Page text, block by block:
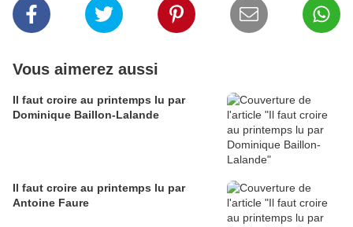
Vous aimerez aussi
Il faut croire au printemps lu par
Dominique Baillon-Lalande
Il faut croire au printemps lu par
Antoine Faure